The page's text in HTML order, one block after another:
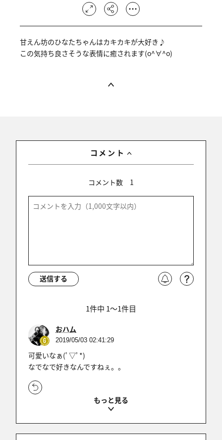
甘えん坊のひなたちゃんはカキカキが大好き♪
この気持ち良さそうな表情に癒されます(o^∀^o)
コメント
コメント数 1
送信する
1件中 1〜1件目
おハム
2019/05/03 02:41:29
可愛いなぁ(ﾟ▽ﾟ*)
なでなで好きなんですねぇ。。
1件中 1〜1件目